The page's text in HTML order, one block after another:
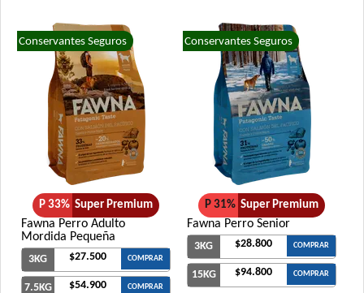
Conservantes Seguros
P 33% Super Premium
Fawna Perro Adulto
Mordida Pequeña
3KG $27.500 COMPRAR
7.5KG $54.900 COMPRAR
Conservantes Seguros
P 31% Super Premium
Fawna Perro Senior
3KG $28.800 COMPRAR
15KG $94.800 COMPRAR